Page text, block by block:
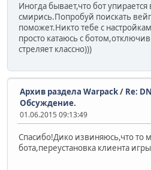
Иногда бывает,что бот упирается
смирись.Попробуй поискать
поможет.Никто тебе с
просто катаюсь с
стреляет классно)))
Архив раздела Warpack/ Re:
Обсуждение.
01.06.2015 09:13:49
Спасибо!Дико извиняюсь,что то
бота,переустановка клиента